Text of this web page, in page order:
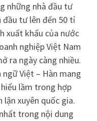
những nhà đầu tư
tư lên đến 50 tỉ
xuất khẩu của nước
nghiệp Việt Nam
ra ngày càng nhiều.
Việt – Hàn mang
lầm trong hợp
xuyên quốc gia.
trong nội dung